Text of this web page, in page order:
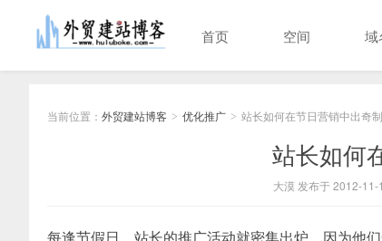
首页 空间 域
当前位置： 外贸建站博客 > 优化推广 > 站长如何在节日营销中出奇
站长如何
大漠 发布于 2012-11-